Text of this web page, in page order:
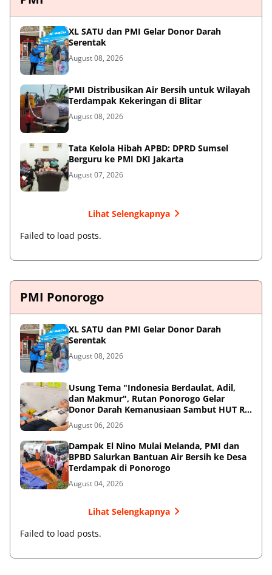
XL SATU dan PMI Gelar Donor Darah
Serentak
August 08, 2026
PMI Distribusikan Air Bersih untuk Wilayah
Terdampak Kekeringan di Blitar
August 08, 2026
Tata Kelola Hibah APBD: DPRD Sumsel
Berguru ke PMI DKI Jakarta
August 07, 2026
Lihat Selengkapnya
Failed to load posts.
PMI Ponorogo
XL SATU dan PMI Gelar Donor Darah
Serentak
August 08, 2026
Usung Tema "Indonesia Berdaulat, Adil,
dan Makmur", Rutan Ponorogo Gelar
Donor Darah Kemanusiaan Sambut HUT RI
ke-81
August 06, 2026
Dampak El Nino Mulai Melanda, PMI dan
BPBD Salurkan Bantuan Air Bersih ke Desa
Terdampak di Ponorogo
August 04, 2026
Lihat Selengkapnya
Failed to load posts.